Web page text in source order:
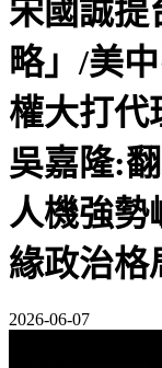
宋國誠提
略」/美
權大打代
吳嘉隆:
人機強勢
緣政治格
2026-06-07